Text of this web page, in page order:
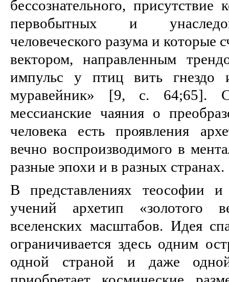
бессознательного,
первобытных и
человеческого разума и которые
вектором, направленным
импульс у птиц вить гнездо
муравейник» [9, с. 64;65].
мессианские чаяния о
человека есть проявления
вечно воспроизводимого в
разные эпохи и в разных странах.
В представлениях теософии и
учений архетип «золотого
вселенских масштабов. Идея
ограничивается здесь одним
одной страной и даже